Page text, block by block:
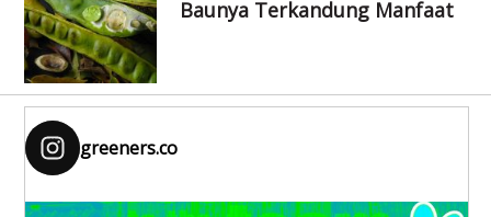
Baunya Terkandung Manfaat
greeners.co